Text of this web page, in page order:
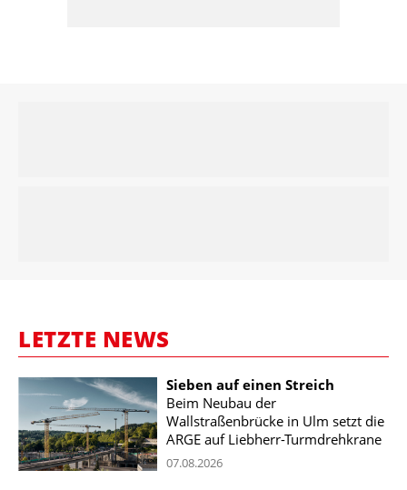
LETZTE NEWS
Sieben auf einen Streich
Beim Neubau der
Wallstraßenbrücke in Ulm setzt die
ARGE auf Liebherr-Turmdrehkrane
07.08.2026